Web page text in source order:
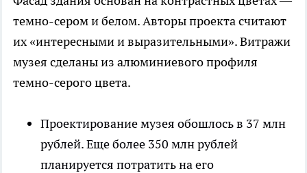
темно-сером и белом. Авторы проекта считают
их «интересными и выразительными». Витражи
музея сделаны из алюминиевого профиля
темно-серого цвета.
Проектирование музея обошлось в 37 млн
рублей. Еще более 350 млн рублей
планируется потратить на его